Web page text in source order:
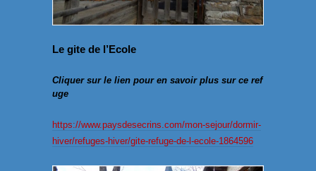
Le gite de l’Ecole
Cliquer sur le lien pour en savoir plus sur ce ref
uge
https://www.paysdesecrins.com/mon-sejour/dormir-
hiver/refuges-hiver/gite-refuge-de-l-ecole-1864596